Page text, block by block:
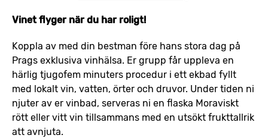
Vinet flyger när du har roligt!
Koppla av med din bestman före hans stora dag på
Prags exklusiva vinhälsa. Er grupp får uppleva en
härlig tjugofem minuters procedur i ett ekbad fyllt
med lokalt vin, vatten, örter och druvor. Under tiden ni
njuter av er vinbad, serveras ni en flaska Moraviskt
rött eller vitt vin tillsammans med en utsökt frukttallrik
att avnjuta.